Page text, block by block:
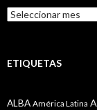
Histórico
ETIQUETAS
ALBA América Latina